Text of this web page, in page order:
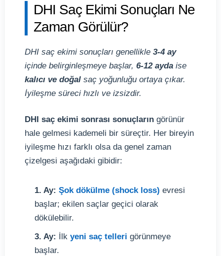
DHI Saç Ekimi Sonuçları Ne
Zaman Görülür?
DHI saç ekimi sonuçları genellikle 3-4 ay
içinde belirginleşmeye başlar, 6-12 ayda ise
kalıcı ve doğal saç yoğunluğu ortaya çıkar.
İyileşme süreci hızlı ve izsizdir.
DHI saç ekimi sonrası sonuçların görünür
hale gelmesi kademeli bir süreçtir. Her bireyin
iyileşme hızı farklı olsa da genel zaman
çizelgesi aşağıdaki gibidir:
1. Ay: Şok dökülme (shock loss) evresi
başlar; ekilen saçlar geçici olarak
dökülebilir.
3. Ay:
İlk yeni saç telleri görünmeye
başlar.